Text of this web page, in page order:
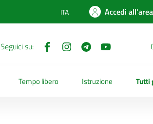
Lingua attiva:
ITA Accedi
Seguici su:
Tempo libero Istruzione Tutti